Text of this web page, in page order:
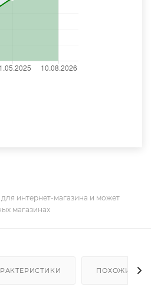
интернет-магазина и может
магазинах
ПОХОЖИЕ